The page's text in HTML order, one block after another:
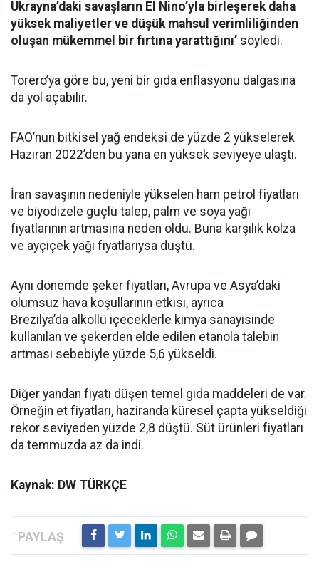
Ukrayna’daki savaşların El Nino’yla birleşerek daha
yüksek maliyetler ve düşük mahsul verimliliğinden
oluşan mükemmel bir fırtına yarattığını’ söyledi.
Torero’ya göre bu, yeni bir gıda enflasyonu dalgasına
da yol açabilir.
FAO’nun bitkisel yağ endeksi de yüzde 2 yükselerek
Haziran 2022’den bu yana en yüksek seviyeye ulaştı.
İran savaşının nedeniyle yükselen ham petrol fiyatları
ve biyodizele güçlü talep, palm ve soya yağı
fiyatlarının artmasına neden oldu. Buna karşılık kolza
ve ayçiçek yağı fiyatlarıysa düştü.
Aynı dönemde şeker fiyatları, Avrupa ve Asya’daki
olumsuz hava koşullarının etkisi, ayrıca
Brezilya’da alkollü içeceklerle kimya sanayisinde
kullanılan ve şekerden elde edilen etanola talebin
artması sebebiyle yüzde 5,6 yükseldi.
Diğer yandan fiyatı düşen temel gıda maddeleri de var.
Örneğin et fiyatları, haziranda küresel çapta yükseldiği
rekor seviyeden yüzde 2,8 düştü. Süt ürünleri fiyatları
da temmuzda az da indi.
Kaynak: DW TÜRKÇE